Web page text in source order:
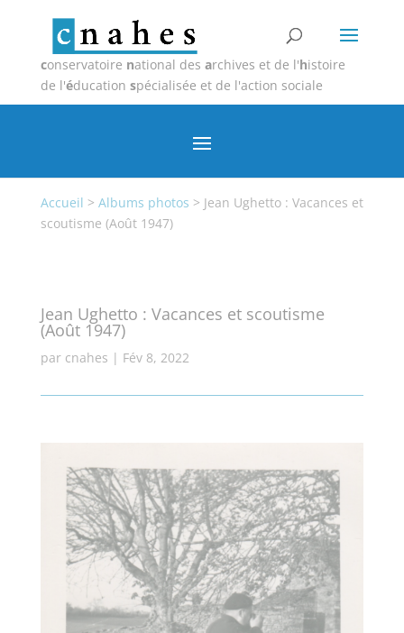
conservatoire national des archives et de l'histoire
de l'éducation spécialisée et de l'action sociale
Accueil > Albums photos > Jean Ughetto : Vacances et
scoutisme (Août 1947)
Jean Ughetto : Vacances et scoutisme
(Août 1947)
par cnahes | Fév 8, 2022